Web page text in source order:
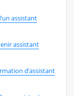
assistant
assistant
d’assistant